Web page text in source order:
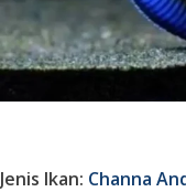
Jenis Ikan: Channa